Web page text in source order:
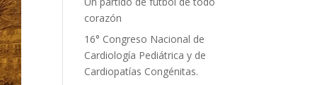
corazón
16° Congreso Nacional de
Cardiología Pediátrica y de
Cardiopatías Congénitas.